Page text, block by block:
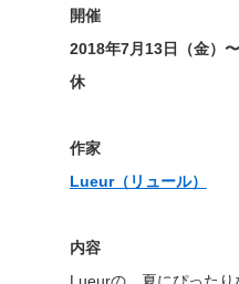
開催
2018年7月13日（金）
休
作家
Lueur（リュール）
内容